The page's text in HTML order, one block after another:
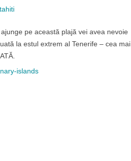
pe această plajă vei avea nevoie
la estul extrem al Tenerife – cea mai